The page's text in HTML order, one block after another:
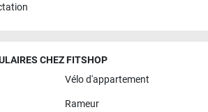
CHEZ FITSHOP
Vélo d'appartement
Rameur